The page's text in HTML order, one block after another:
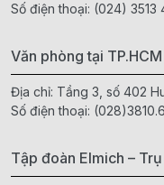
Số điện thoại: (024) 3513
Văn phòng tại TP.HCM
Địa chỉ: Tầng 3, số 402
Số điện thoại:
Tập đoàn Elmich –